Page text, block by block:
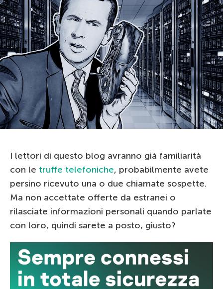
I lettori di questo blog avranno già familiarità
con le truffe telefoniche, probabilmente avete
persino ricevuto una o due chiamate sospette.
Ma non accettate offerte da estranei o
rilasciate informazioni personali quando parlate
con loro, quindi sarete a posto, giusto?